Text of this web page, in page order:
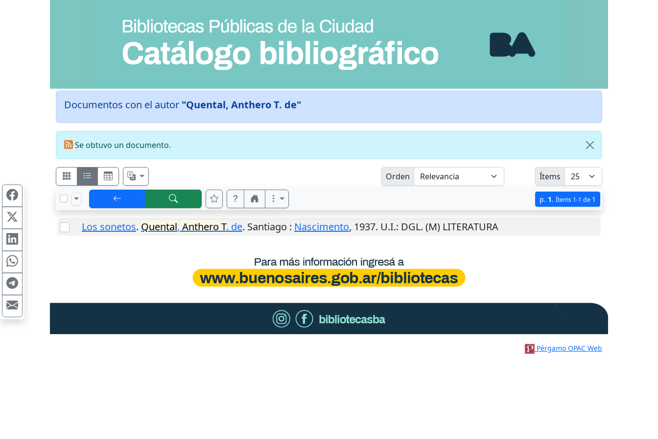
Documentos con el autor "Quental, Anthero T. de"
Se obtuvo un documento.
Orden Ítems
p. 1. Ítems 1-1 de 1
Los sonetos. Quental, Anthero T. de. Santiago : Nascimento, 1937. U.I.: DGL. (M) LITERATURA
Pérgamo OPAC Web